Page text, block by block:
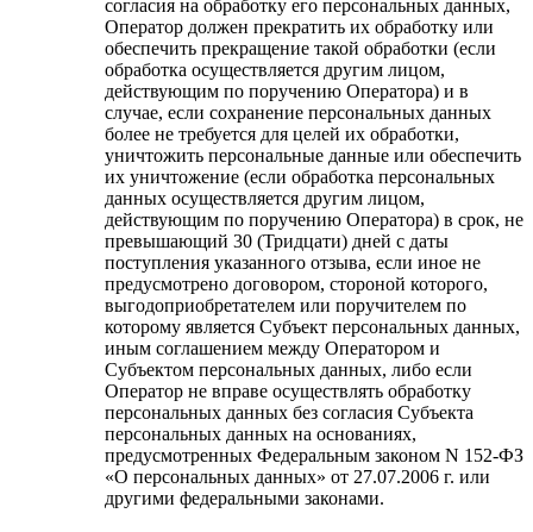
согласия на обработку его персональных данных,
Оператор должен прекратить их обработку или
обеспечить прекращение такой обработки (если
обработка осуществляется другим лицом,
действующим по поручению Оператора) и в
случае, если сохранение персональных данных
более не требуется для целей их обработки,
уничтожить персональные данные или обеспечить
их уничтожение (если обработка персональных
данных осуществляется другим лицом,
действующим по поручению Оператора) в срок, не
превышающий 30 (Тридцати) дней с даты
поступления указанного отзыва, если иное не
предусмотрено договором, стороной которого,
выгодоприобретателем или поручителем по
которому является Субъект персональных данных,
иным соглашением между Оператором и
Субъектом персональных данных, либо если
Оператор не вправе осуществлять обработку
персональных данных без согласия Субъекта
персональных данных на основаниях,
предусмотренных Федеральным законом N 152-ФЗ
«О персональных данных» от 27.07.2006 г. или
другими федеральными законами.